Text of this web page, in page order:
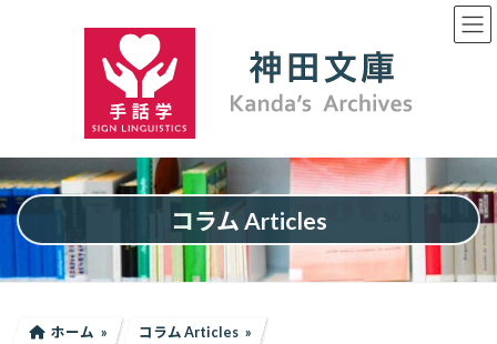
ッ
プ
移
動
コラム Articles
ホーム
コラム Articles